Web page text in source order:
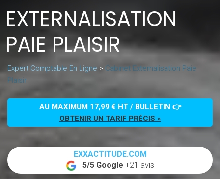
EXTERNALISATION
PAIE PLAISIR
Expert Comptable En Ligne > Cabinet Externalisation Paie
Plaisir
AU MAXIMUM 17,99 € HT / BULLETIN 👉
OBTENIR UN TARIF PRÉCIS »
EXXACTITUDE.COM
5/5 Google +21 avis